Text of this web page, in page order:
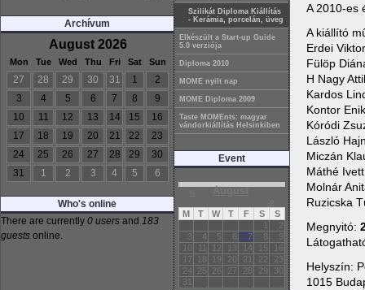
Archívum
August 2026
Mon Tue Wed Thu Fri Sat Sun
27 28 29 30 31 1
2
3
4 5 6 7 8
9
10
11 12 13 14 15
16
17
18 19 20 21 22
23
24
25 26 27 28 29
30
31
1 2 3 4 5 6
Who's online
There are currently 0 users and 183
guests online.
Szilikát Diploma Kiállítás
- Kerámia, porcelán, üveg
Elkészült a Start-up Guide
5.0 verziója
Diploma 2010
MOME nyilt nap
MOME Diploma 2009
Taste MOMEnts: magyar
vándorkiállítás Helsinkiben
Event
« August
M T W T F S
S
1
2
3
4 5 6 7 8
9
10
11 12 13 14 15
16
17
18 19 20 21 22
23
24
25 26 27 28 29
30
31
A 2010-es
A kiállító
Erdei Viktor
Fülöp
H Nagy
Kardos
Kontor
Kóródi
László
Miczán
Máthé Ivett
Molnár
Ruzicska
Megnyitó:
Helyszín:
1015